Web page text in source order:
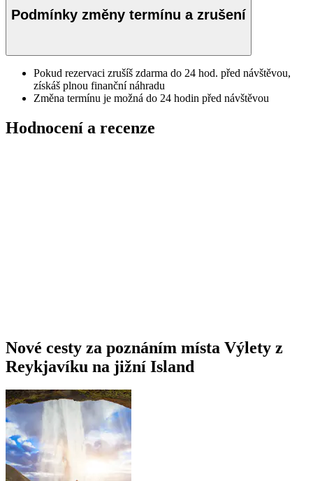
Podmínky změny termínu a zrušení
Pokud rezervaci zrušíš zdarma do 24 hod. před návštěvou,
získáš plnou finanční náhradu
Změna termínu je možná do 24 hodin před návštěvou
Hodnocení a recenze
Nové cesty za poznáním místa Výlety z
Reykjavíku na jižní Island